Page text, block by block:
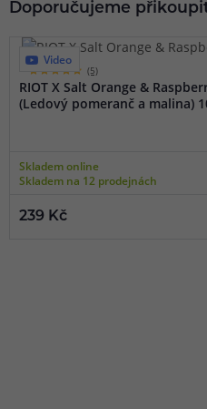
Doporučujeme
Video
(5)
RIOT X Salt Orange &
(Ledový pomeranč a malina)
Skladem online
Skladem na 12 prodejnách
239 Kč